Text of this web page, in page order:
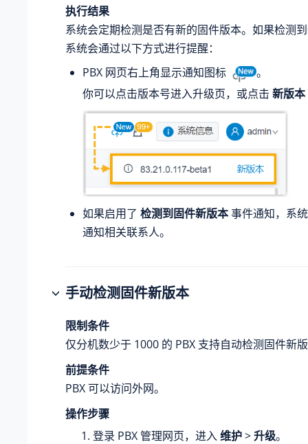
执行结果
系统会定期检测是否有新的固件版本。如果检测
系统会通过以下方式进行提醒：
PBX 网页右上角显示通知图标
。
你可以点击版本号进入升级页，或点击 新版本
如果启用了 检测到固件新版本事件通知，系
通知相关联系人。
手动检测固件新版本
限制条件
仅分机数少于 1000 的 PBX 支持自动检测固件新
前提条件
PBX 可以访问外网。
操作步骤
登录 PBX 管理网页，进入维护>升级。